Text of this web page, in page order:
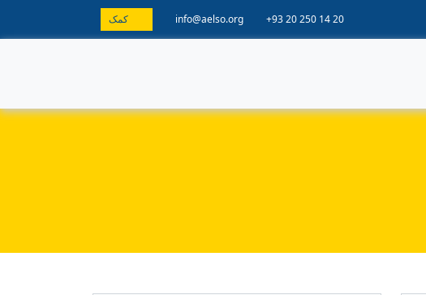
+93 20 250 14 20
info@aelso.org کمک